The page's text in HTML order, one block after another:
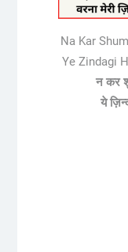
Na Kar
Ye Zindagi
न कर
ये